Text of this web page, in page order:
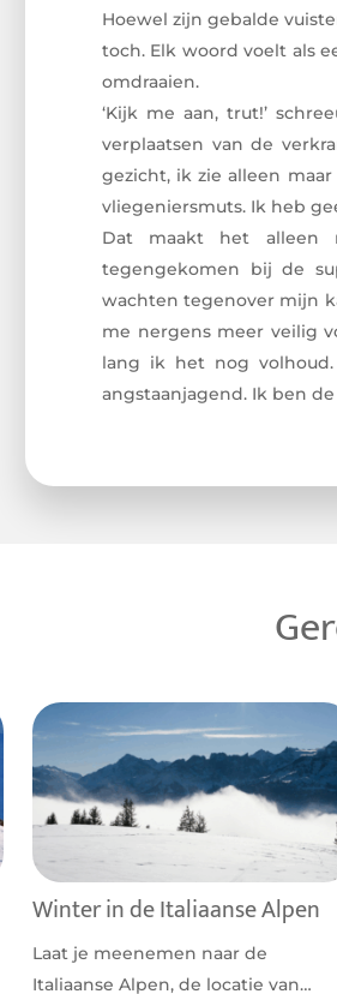
Hoewel zijn gebalde
toch. Elk woord voelt als
omdraaien.
‘Kijk me aan, trut!’
verplaatsen van de
gezicht, ik zie alleen
vliegeniersmuts. Ik heb
Dat maakt het alleen
tegengekomen bij de
wachten tegenover mijn
me nergens meer veilig
lang ik het nog
angstaanjagend. Ik ben
Winter in de Italiaanse Alpen
Laat je meenemen naar de
Italiaanse Alpen, de locatie van…